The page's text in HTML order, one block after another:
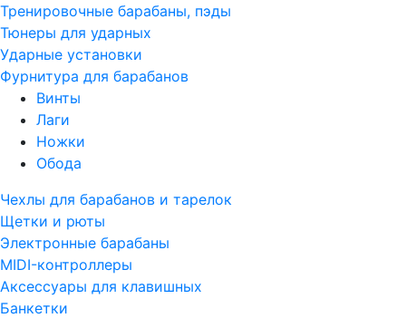
Тренировочные барабаны, пэды
Тюнеры для ударных
Ударные установки
Фурнитура для барабанов
Винты
Лаги
Ножки
Обода
Чехлы для барабанов и тарелок
Щетки и рюты
Электронные барабаны
MIDI-контроллеры
Аксессуары для клавишных
Банкетки